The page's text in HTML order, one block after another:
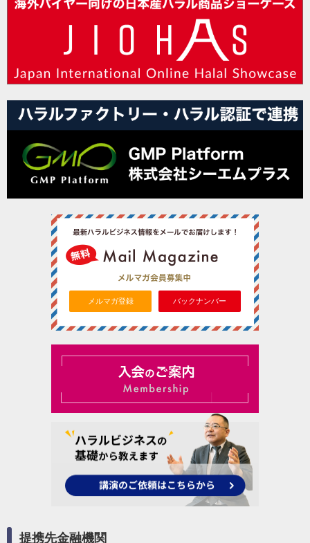
メルマガ登録 バックナンバー
提携先金融機関